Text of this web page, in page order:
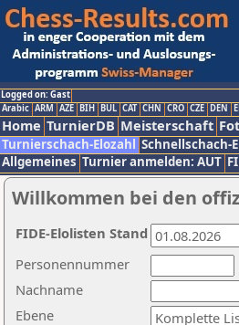
Logged on: Gast
Arabic ARM AZE BIH BUL CAT CHN CRO CZE DEN
Home TurnierDB Meisterschaft
Turnierschach-Elozahl Schnellschach-
Allgemeines Turnier anmelden: AUT
Willkommen bei den
Nachname
Ebene
Personennummer
FIDE-Elolisten Stand